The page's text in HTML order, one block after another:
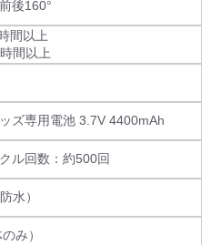
後160°
間以上
間以上
ズ専用電池 3.7V 4400mAh
ル回数：約500回
水）
み）